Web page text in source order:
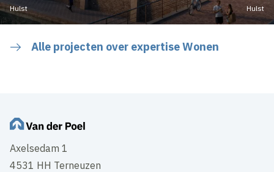
Hulst Hulst
Alle projecten over expertise Wonen
Axelsedam 1
4531 HH Terneuzen